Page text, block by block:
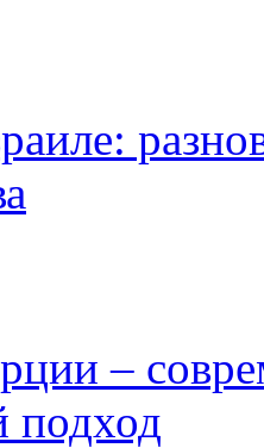
–
подход